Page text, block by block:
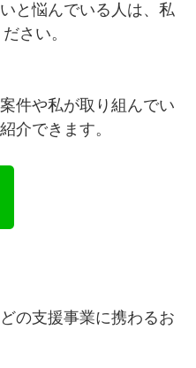
と悩んでいる人は、私
さい。
件や私が取り組んでい
介できます。
の支援事業に携わるお